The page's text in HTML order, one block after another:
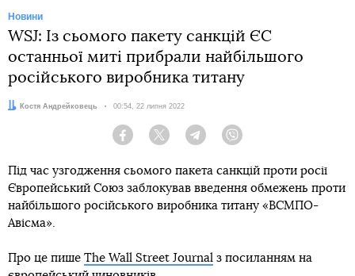
Новини
WSJ: Із сьомого пакету санкцій ЄС
останньої миті прибрали найбільшого
російського виробника титану
Автор:Костя Андрейковець Дата:
00:54, 22 липня 2022
Facebook Twitter Telegram
Під час узгодження сьомого пакета санкцій проти росії
Європейський Союз заблокував введення обмежень проти
найбільшого російського виробника титану «ВСМПО-
Авісма».
Про це пише The Wall Street Journal з посиланням на